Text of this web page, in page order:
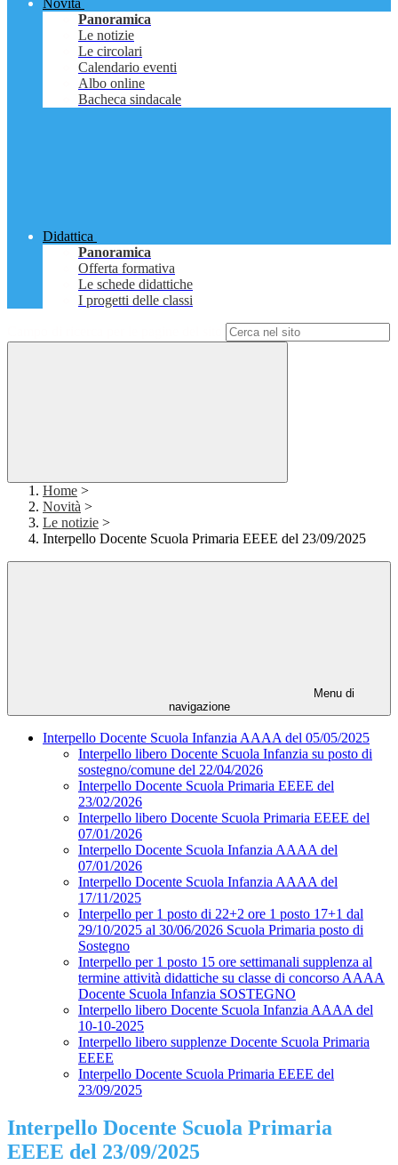
Novità
Panoramica
Le notizie
Le circolari
Calendario eventi
Albo online
Bacheca sindacale
Didattica
Panoramica
Offerta formativa
Le schede didattiche
I progetti delle classi
Home >
Novità >
Le notizie >
Interpello Docente Scuola Primaria EEEE del 23/09/2025
Menu di
navigazione
Interpello Docente Scuola Infanzia AAAA del 05/05/2025
Interpello libero Docente Scuola Infanzia su posto di
sostegno/comune del 22/04/2026
Interpello Docente Scuola Primaria EEEE del
23/02/2026
Interpello libero Docente Scuola Primaria EEEE del
07/01/2026
Interpello Docente Scuola Infanzia AAAA del
07/01/2026
Interpello Docente Scuola Infanzia AAAA del
17/11/2025
Interpello per 1 posto di 22+2 ore 1 posto 17+1 dal
29/10/2025 al 30/06/2026 Scuola Primaria posto di
Sostegno
Interpello per 1 posto 15 ore settimanali supplenza al
termine attività didattiche su classe di concorso AAAA
Docente Scuola Infanzia SOSTEGNO
Interpello libero Docente Scuola Infanzia AAAA del
10-10-2025
Interpello libero supplenze Docente Scuola Primaria
EEEE
Interpello Docente Scuola Primaria EEEE del
23/09/2025
Interpello Docente Scuola Primaria
EEEE del 23/09/2025